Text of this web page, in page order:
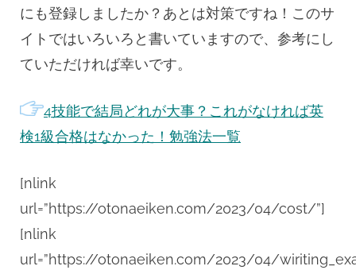
にも登録しましたか？あとは対策ですね！このサ
イトではいろいろと書いていますので、参考にし
ていただければ幸いです。
4技能で結局どれが大事？これがなければ英
検1級合格はなかった！勉強法一覧
[nlink
url=”https://otonaeiken.com/2023/04/cost/”]
[nlink
url=”https://otonaeiken.com/2023/04/